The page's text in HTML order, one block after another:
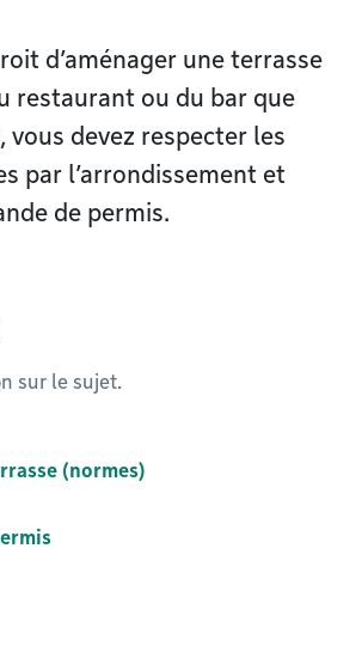
d’aménager une terrasse
restaurant ou du bar que
vous devez respecter les
par l’arrondissement et
de permis.
sur le sujet.
(normes)